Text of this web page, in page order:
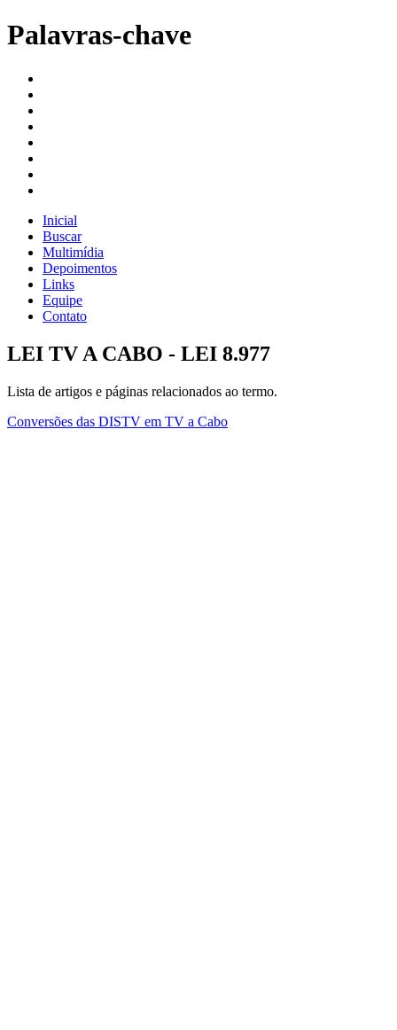
Palavras-chave
Inicial
Buscar
Multimídia
Depoimentos
Links
Equipe
Contato
LEI TV A CABO - LEI 8.977
Lista de artigos e páginas relacionados ao termo.
Conversões das DISTV em TV a Cabo